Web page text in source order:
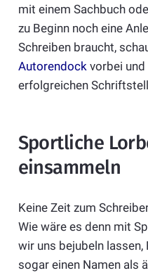
mit einem Sachbuch
zu Beginn noch eine
Schreiben braucht,
Autorendockvorbei und
erfolgreichen
Sportliche
einsammeln
Keine Zeit zum
Wie wäre es denn mit
wir uns bejubeln
sogar einen Namen als